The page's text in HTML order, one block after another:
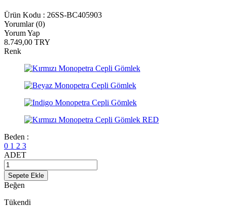
Ürün Kodu : 26SS-BC405903
Yorumlar (0)
Yorum Yap
8.749,00 TRY
Renk
Beden :
0 1 2 3
ADET
Sepete Ekle
Beğen
Tükendi